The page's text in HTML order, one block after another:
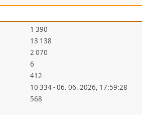
1 390
13 138
2 070
6
412
10 334 - 06. 06. 2026, 17:59:28
568